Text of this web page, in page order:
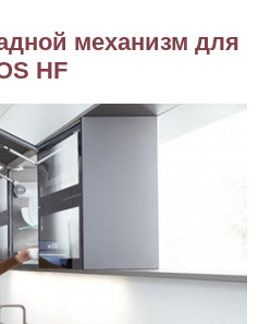
механизм для
HF